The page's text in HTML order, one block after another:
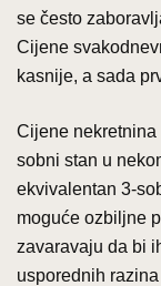
se često
Cijene
kasnije, a sada
Cijene
sobni stan u
ekvivalentan 3-
moguće ozbiljne
zavaravaju da bi
usporednih